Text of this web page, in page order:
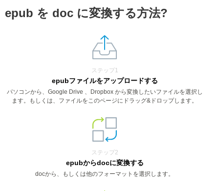
epub を doc に変換する方法?
ステップ1
epubファイルをアップロードする
パソコンから、Google Drive 、Dropbox から変換したいファイルを選択し
ます。もしくは、ファイルをこのページにドラッグ&ドロップします。
ステップ2
epubからdocに変換する
docから、もしくは他のフォーマットを選択します。